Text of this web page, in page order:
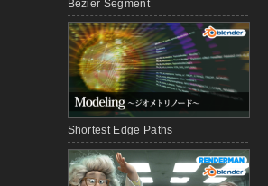
Bézier Segment
Shortest Edge Paths